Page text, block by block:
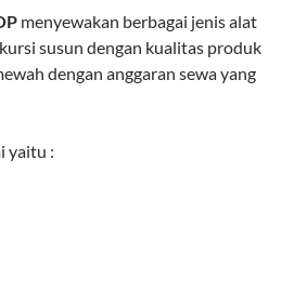
menyewakan berbagai jenis alat
susun dengan kualitas produk
dengan anggaran sewa yang
yaitu :